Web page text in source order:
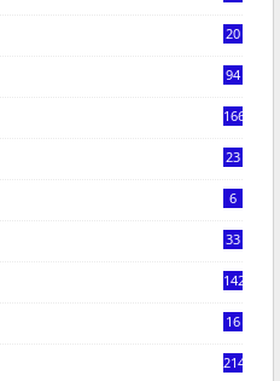
20
94
166
23
6
33
142
16
214